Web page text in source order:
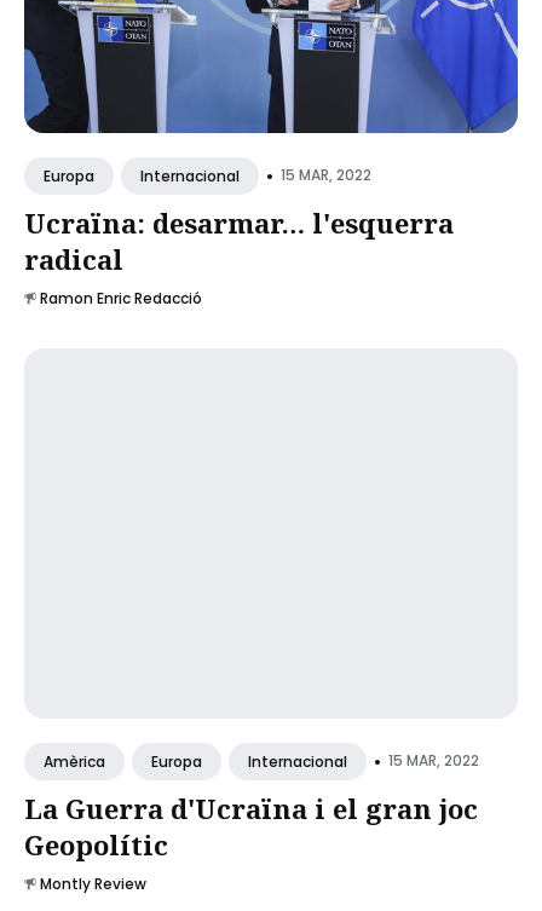
Europa Internacional • 15 MAR, 2022
Ucraïna: desarmar… l'esquerra
radical
Ramon Enric Redacció
Amèrica Europa Internacional • 15 MAR, 2022
La Guerra d'Ucraïna i el gran joc
Geopolític
Montly Review